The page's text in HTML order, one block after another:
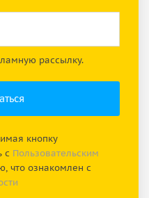
рассылку.
кнопку
с Пользовательским
что ознакомлен с